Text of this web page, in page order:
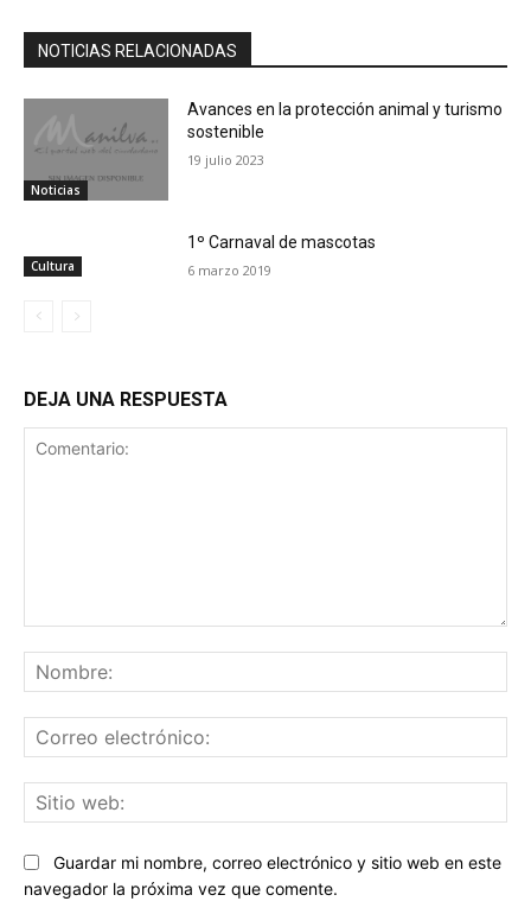
NOTICIAS RELACIONADAS
Noticias
Avances en la protección animal y turismo
sostenible
19 julio 2023
Cultura
1º Carnaval de mascotas
6 marzo 2019
DEJA UNA RESPUESTA
Guardar mi nombre, correo electrónico y sitio web en este
navegador la próxima vez que comente.